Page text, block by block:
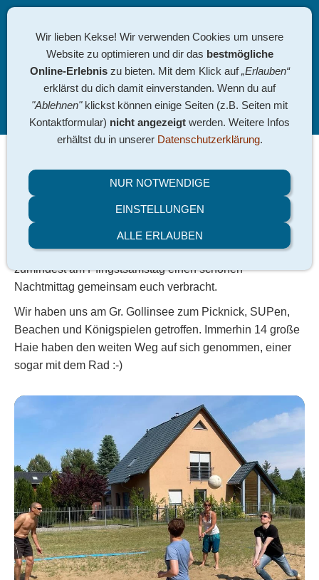
Navigation einblenden
04.06. Pfingstausflug
Lange konnten wir keine Pfingstfahrt machen und auch in
diesem Jahr war die Planung noch etwas schwierig. Aber
wir haben an alte Traditionen angeschlossen und
zumindest am Pfingstsamstag einen schönen
Nachtmittag gemeinsam euch verbracht.
Wir haben uns am Gr. Gollinsee zum Picknick, SUPen,
Beachen und Königspielen getroffen. Immerhin 14 große
Haie haben den weiten Weg auf sich genommen, einer
sogar mit dem Rad :-)
Wir lieben Kekse! Wir verwenden Cookies um unsere
Website zu optimieren und dir das bestmögliche
Online-Erlebniszu bieten. Mit dem Klick auf„Erlauben“
erklärst du dich damit einverstanden. Wenn du auf
"Ablehnen" klickst können einige Seiten (z.B. Seiten mit
Kontaktformular) nicht angezeigt werden. Weitere Infos
erhältst du in unserer Datenschutzerklärung.
NUR NOTWENDIGE
EINSTELLUNGEN
ALLE ERLAUBEN